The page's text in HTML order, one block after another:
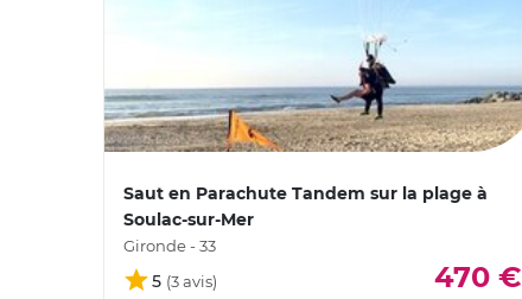
Saut en Parachute Tandem sur la plage à
Soulac-sur-Mer
Gironde - 33
5 470 €